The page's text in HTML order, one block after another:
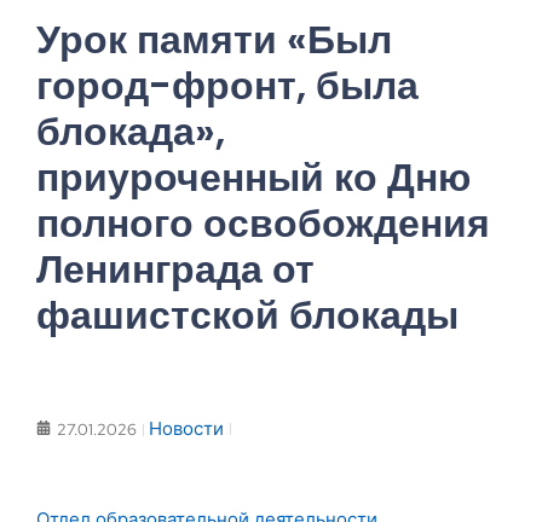
Урок памяти «Был
город-фронт, была
блокада»,
приуроченный ко Дню
полного освобождения
Ленинграда от
фашистской блокады
27.01.2026 Новости